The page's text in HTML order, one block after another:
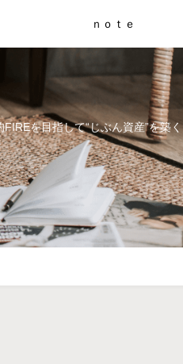
を目指して“じぶん資産”を築く
ｎｏｔｅ